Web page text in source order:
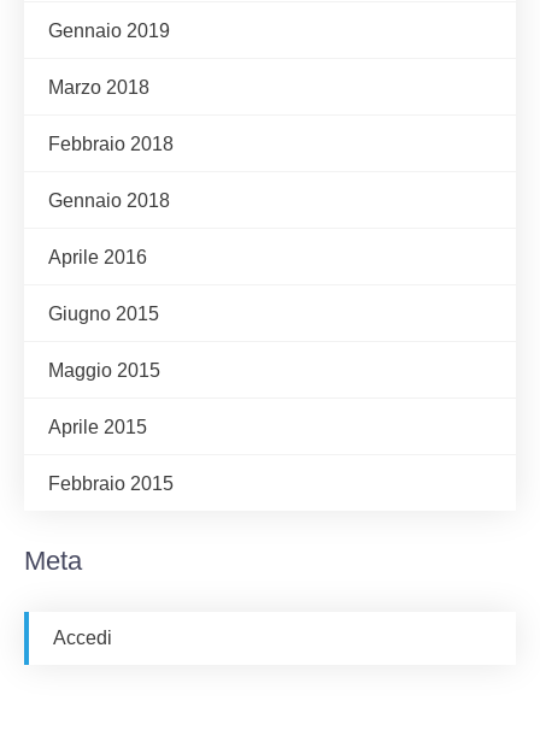
Gennaio 2019
Marzo 2018
Febbraio 2018
Gennaio 2018
Aprile 2016
Giugno 2015
Maggio 2015
Aprile 2015
Febbraio 2015
Meta
Accedi